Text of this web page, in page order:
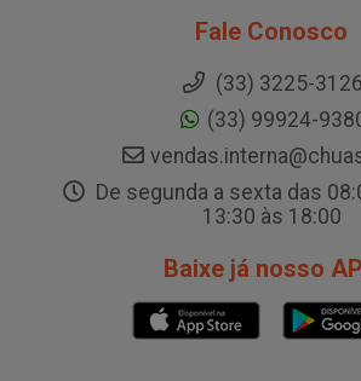
Fale Conosco
(33) 3225-3126
(33) 99924-
De segunda a sexta das
13:30 às 18:00
Baixe já nosso